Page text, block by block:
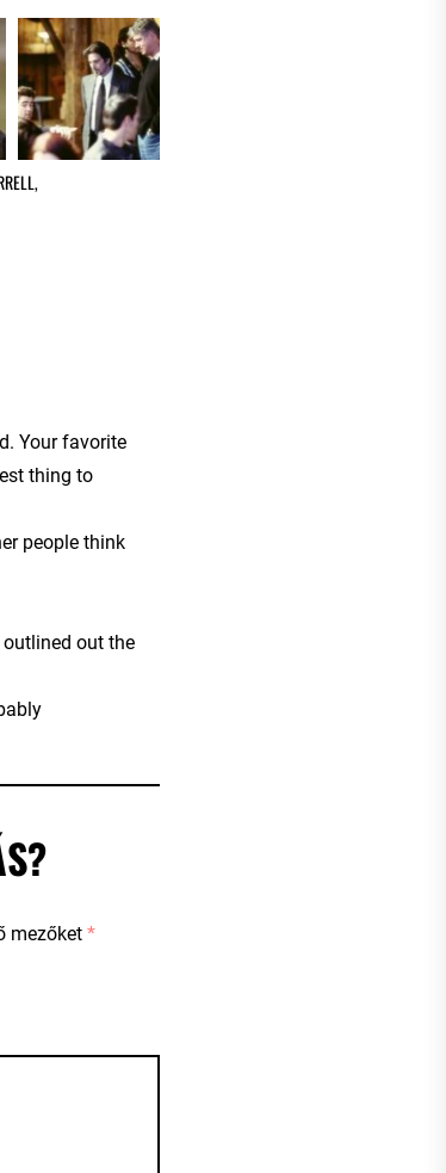
,
Your favorite
thing to
people think
out the
mezőket *